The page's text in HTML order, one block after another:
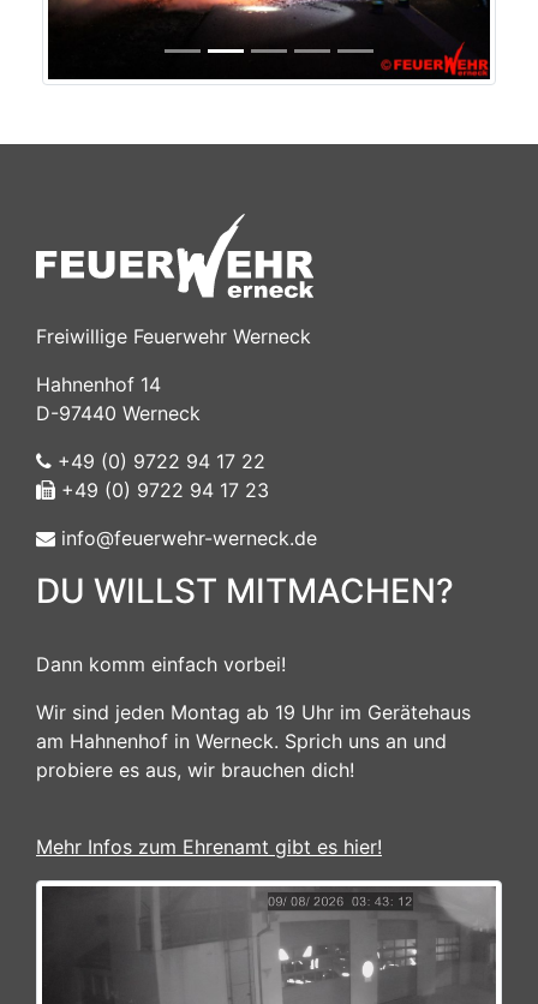
Freiwillige Feuerwehr Werneck
Hahnenhof 14
D-97440 Werneck
+49 (0) 9722 94 17 22
+49 (0) 9722 94 17 23
info@feuerwehr-werneck.de
DU WILLST MITMACHEN?
Dann komm einfach vorbei!
Wir sind jeden Montag ab 19 Uhr im Gerätehaus
am Hahnenhof in Werneck. Sprich uns an und
probiere es aus, wir brauchen dich!
Mehr Infos zum Ehrenamt gibt es hier!